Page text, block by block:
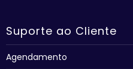
Suporte ao Cliente
Agendamento